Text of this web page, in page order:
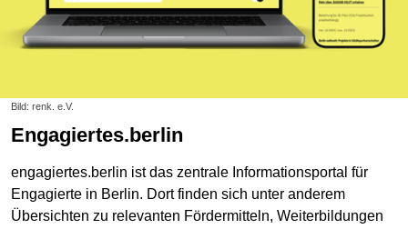
Bild: renk. e.V.
engagiertes.berlin
engagiertes.berlin ist das zentrale Informationsportal für
Engagierte in Berlin. Dort finden sich unter anderem
Übersichten zu relevanten Fördermitteln, Weiterbildungen